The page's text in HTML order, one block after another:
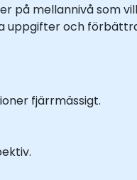
på mellannivå som
uppgifter och
fjärrmässigt.